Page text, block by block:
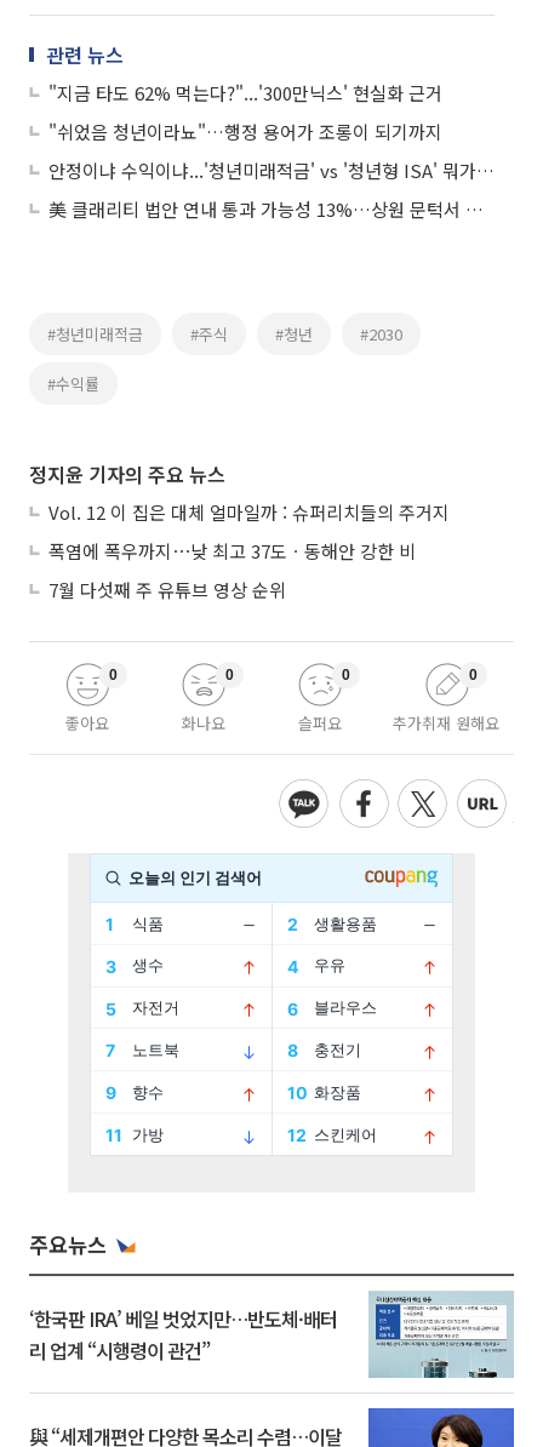
관련 뉴스
"지금 타도 62% 먹는다?"...'300만닉스' 현실화 근거
"쉬었음 청년이라뇨"…행정 용어가 조롱이 되기까지
안정이냐 수익이냐...'청년미래적금' vs '청년형 ISA' 뭐가 더 이득일까
美 클래리티 법안 연내 통과 가능성 13%…상원 문턱서 제동
#청년미래적금 #주식 #청년 #2030
#수익률
정지윤 기자의 주요 뉴스
Vol. 12 이 집은 대체 얼마일까 : 슈퍼리치들의 주거지
폭염에 폭우까지⋯낮 최고 37도ㆍ동해안 강한 비
7월 다섯째 주 유튜브 영상 순위
좋아요
0
화나요
0
슬퍼요
0
추가취재 원해요
0
주요뉴스
‘한국판 IRA’ 베일 벗었지만…반도체·배터
리 업계 “시행령이 관건”
與 “세제개편안 다양한 목소리 수렴…이달